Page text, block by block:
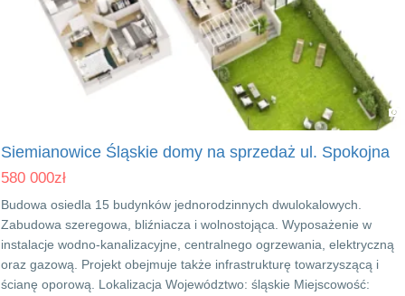
Siemianowice Śląskie domy na sprzedaż ul. Spokojna
580 000zł
Budowa osiedla 15 budynków jednorodzinnych dwulokalowych.
Zabudowa szeregowa, bliźniacza i wolnostojąca. Wyposażenie w
instalacje wodno-kanalizacyjne, centralnego ogrzewania, elektryczną
oraz gazową. Projekt obejmuje także infrastrukturę towarzyszącą i
ścianę oporową. Lokalizacja Województwo: śląskie Miejscowość: